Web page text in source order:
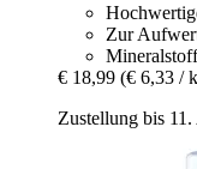
Zur
€ 18,99 (€ 6,33 /
Zustellung bis